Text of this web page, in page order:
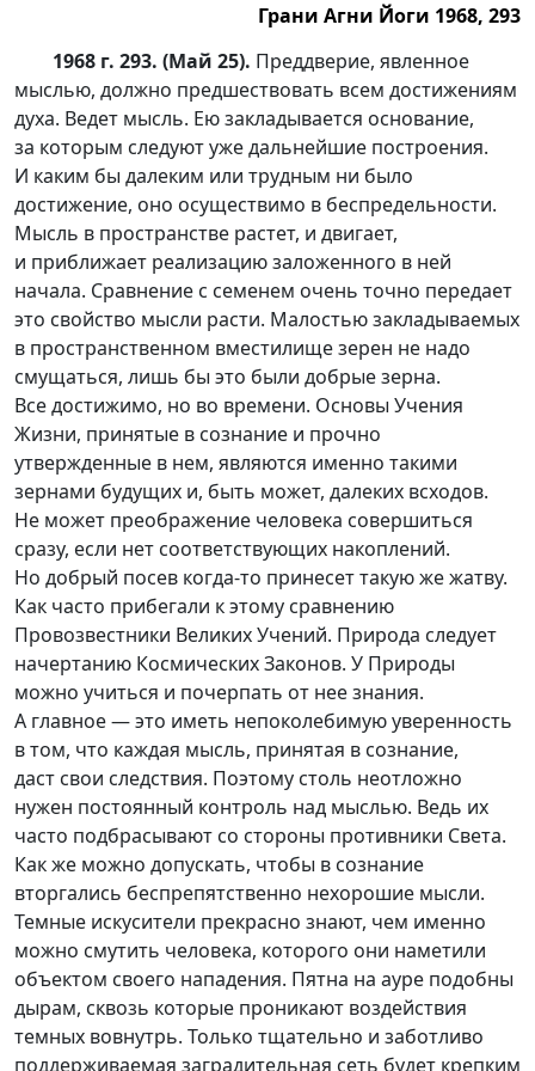
Грани Агни Йоги 1968, 293
1968 г. 293. (Май 25). Преддверие, явленное
мыслью, должно предшествовать всем достижениям
духа. Ведет мысль. Ею закладывается основание,
за которым следуют уже дальнейшие построения.
И каким бы далеким или трудным ни было
достижение, оно осуществимо в беспредельности.
Мысль в пространстве растет, и двигает,
и приближает реализацию заложенного в ней
начала. Сравнение с семенем очень точно передает
это свойство мысли расти. Малостью закладываемых
в пространственном вместилище зерен не надо
смущаться, лишь бы это были добрые зерна.
Все достижимо, но во времени. Основы Учения
Жизни, принятые в сознание и прочно
утвержденные в нем, являются именно такими
зернами будущих и, быть может, далеких всходов.
Не может преображение человека совершиться
сразу, если нет соответствующих накоплений.
Но добрый посев когда-то принесет такую же жатву.
Как часто прибегали к этому сравнению
Провозвестники Великих Учений. Природа следует
начертанию Космических Законов. У Природы
можно учиться и почерпать от нее знания.
А главное — это иметь непоколебимую уверенность
в том, что каждая мысль, принятая в сознание,
даст свои следствия. Поэтому столь неотложно
нужен постоянный контроль над мыслью. Ведь их
часто подбрасывают со стороны противники Света.
Как же можно допускать, чтобы в сознание
вторгались беспрепятственно нехорошие мысли.
Темные искусители прекрасно знают, чем именно
можно смутить человека, которого они наметили
объектом своего нападения. Пятна на ауре подобны
дырам, сквозь которые проникают воздействия
темных вовнутрь. Только тщательно и заботливо
поддерживаемая заградительная сеть будет крепким